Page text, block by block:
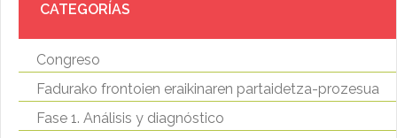
CATEGORÍAS
Congreso
Fadurako frontoien eraikinaren partaidetza-prozesua
Fase 1. Análisis y diagnóstico